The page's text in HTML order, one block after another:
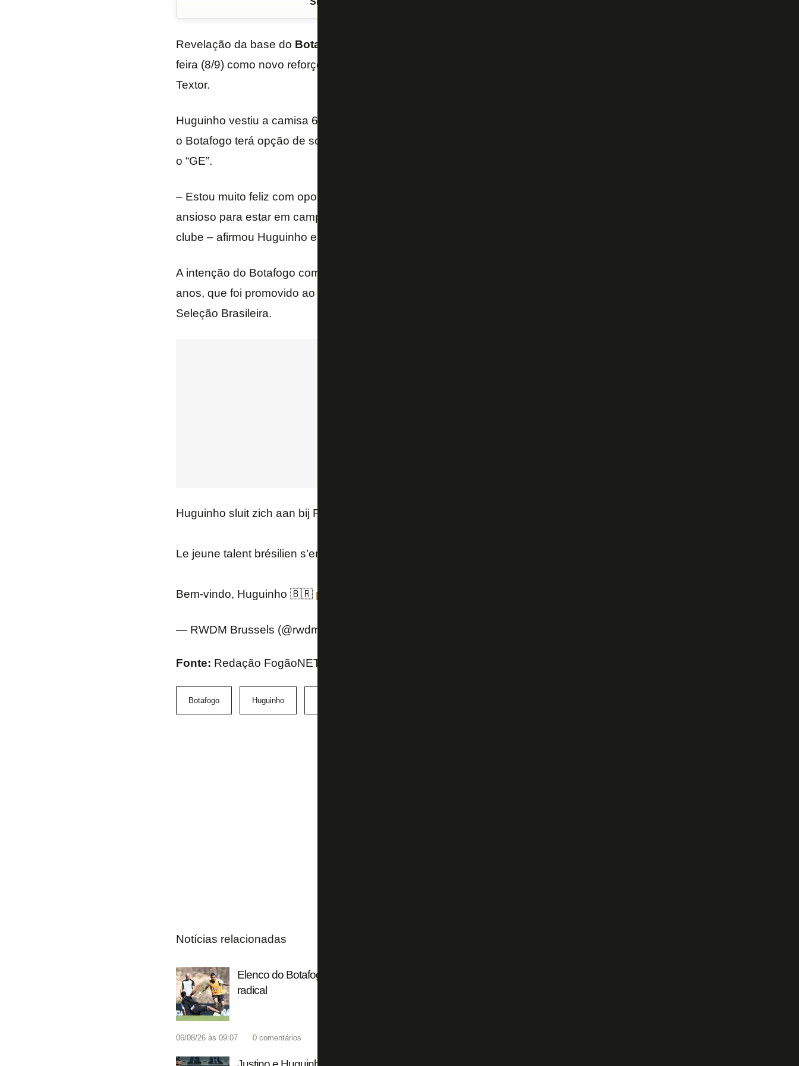
Revelação da base do Botafogo
feira (8/9) como novo reforço do
Textor.
Huguinho vestiu a camisa 6 do RWDM e foi emprestado até junho de 2026. No entanto,
o Botafogo terá opção de solicitar seu retorno a qualquer momento, segundo informou
o “GE”.
– Estou muito feliz com oportunidade de vestir esta camisa. Estou muito animado e
ansioso para estar em campo e ajudar meus companheiros a alcançar os objetivos do
clube – afirmou Huguinho em sua chegada.
A intenção do Botafogo com o empréstimo é dar mais rodagem para o garoto de 18
anos, que foi promovido ao elenco principal e recentemente convidado a treinar com a
Seleção Brasileira.
Huguinho sluit zich aan bij RWDM Brussels, komende van Botafogo!
Le jeune talent brésilien s’engage pour un prêt d’un an.
Bem-vindo, Huguinho 🇧🇷 pic.twitter.com/AE0M7i30E9
— RWDM Brussels (@rwdm_brussels)
Fonte: Redação FogãoNET
Botafogo Huguinho
Notícias relacionadas
Elenco do Botafogo mostra para Franclim Carvalho que é preciso fazer mudança
radical
06/08/26 às 09:07 0 comentários